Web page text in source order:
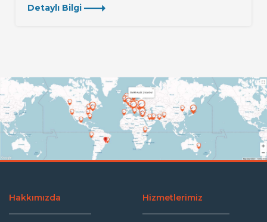
Detaylı Bilgi
Hakkımızda Hizmetlerimiz